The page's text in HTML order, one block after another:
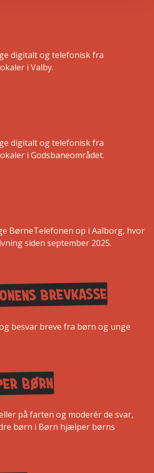
digitalt og telefonisk fra
i Valby.
digitalt og telefonisk fra
i Godsbaneområdet.
BørneTelefonen op i Aalborg, hvor
siden september 2025.
brevkasse
besvar breve fra børn og unge
Børn
på farten og moderér de svar,
børn i Børn hjælper børns